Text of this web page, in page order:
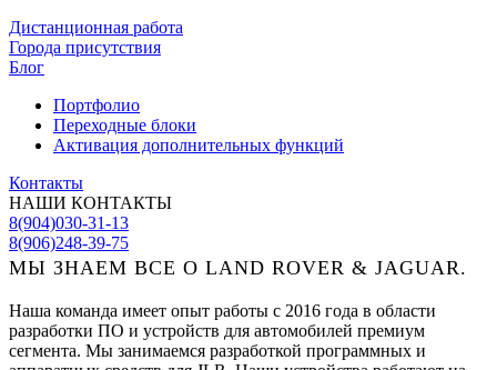
Дистанционная работа
Города присутствия
Блог
Портфолио
Переходные блоки
Активация дополнительных функций
Контакты
НАШИ КОНТАКТЫ
8(904)030-31-13
8(906)248-39-75
МЫ ЗНАЕМ ВСЕ О LAND ROVER & JAGUAR.
Наша команда имеет опыт работы с 2016 года в области
разработки ПО и устройств для автомобилей премиум
сегмента. Мы занимаемся разработкой программных и